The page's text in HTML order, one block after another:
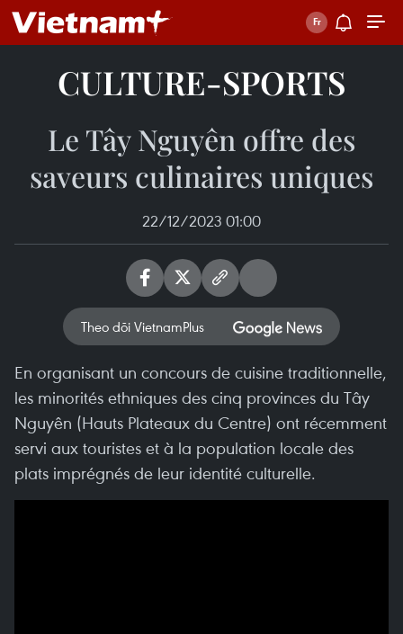
CULTURE-SPORTS
Le Tây Nguyên offre des
saveurs culinaires uniques
22/12/2023 01:00
Theo dõi VietnamPlus
En organisant un concours de cuisine traditionnelle,
les minorités ethniques des cinq provinces du Tây
Nguyên (Hauts Plateaux du Centre) ont récemment
servi aux touristes et à la population locale des
plats imprégnés de leur identité culturelle.